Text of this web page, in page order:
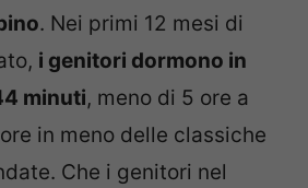
. Nei primi 12 mesi di
i genitori dormono in
minuti, meno di 5 ore a
in meno delle classiche
Che i genitori nel